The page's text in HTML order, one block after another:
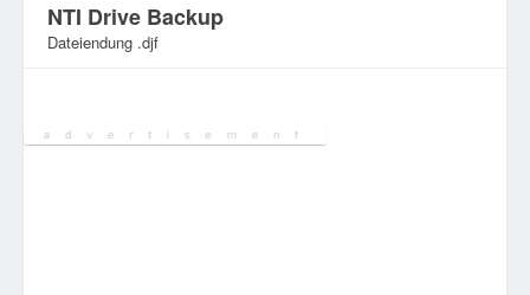
NTI Drive Backup
Dateiendung .djf